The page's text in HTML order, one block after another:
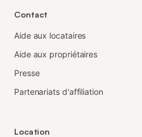
Contact
Aide aux locataires
Aide aux propriétaires
Presse
Partenariats d'affiliation
Location